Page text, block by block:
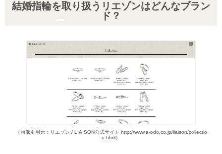
結婚指輪を取り扱うリエゾンはどんなブラン
ド？
（画像引用元：リエゾン / LIAISON公式サイト http://www.a-odo.co.jp/liaison/collectio
n.html）